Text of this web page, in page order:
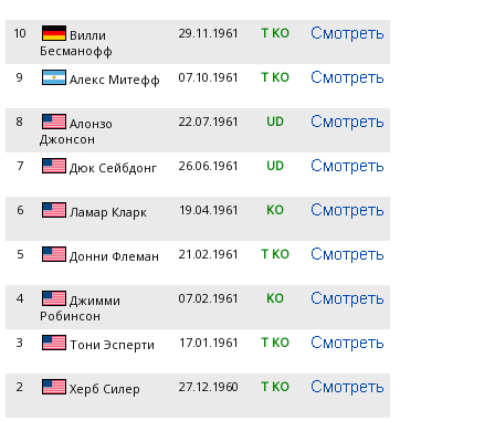
10
Вилли
Бесманофф
29.11.1961 T KO
9 Алекс Митефф 07.10.1961 T KO
8
Алонзо
Джонсон
22.07.1961 UD
7 Дюк Сейбдонг 26.06.1961 UD
6 Ламар Кларк 19.04.1961 KO
5 Донни Флеман 21.02.1961 T KO
4
Джимми
Робинсон
07.02.1961 KO
3 Тони Эсперти 17.01.1961 T KO
2 Херб Силер 27.12.1960 T KO